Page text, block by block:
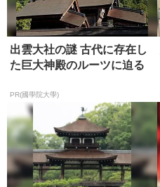
出雲大社の謎 古代に存在し
た巨大神殿のルーツに迫る
PR(國學院大學)